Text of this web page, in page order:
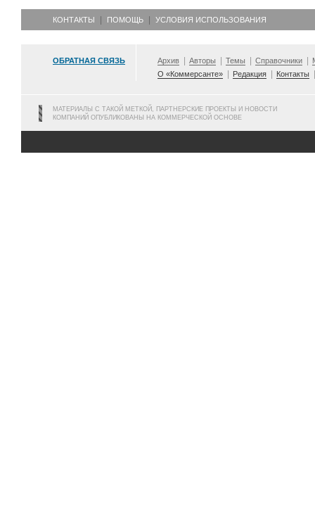
КОНТАКТЫ ПОМОЩЬ УСЛОВИЯ ИСПОЛЬЗОВАНИЯ
ОБРАТНАЯ СВЯЗЬ Архив Авторы Темы Справочники
О «Коммерсанте»
Редакция Контакты
МАТЕРИАЛЫ С ТАКОЙ МЕТКОЙ, ПАРТНЕРСКИЕ ПРОЕКТЫ И НОВОСТИ
КОМПАНИЙ ОПУБЛИКОВАНЫ НА КОММЕРЧЕСКОЙ ОСНОВЕ